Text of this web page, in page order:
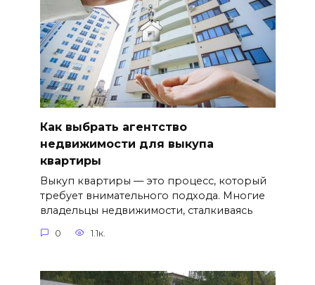
Как выбрать агентство
недвижимости для выкупа
квартиры
Выкуп квартиры — это процесс, который
требует внимательного подхода. Многие
владельцы недвижимости, сталкиваясь
0 1.1к.